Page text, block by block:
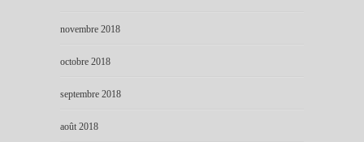
novembre 2018
octobre 2018
septembre 2018
août 2018